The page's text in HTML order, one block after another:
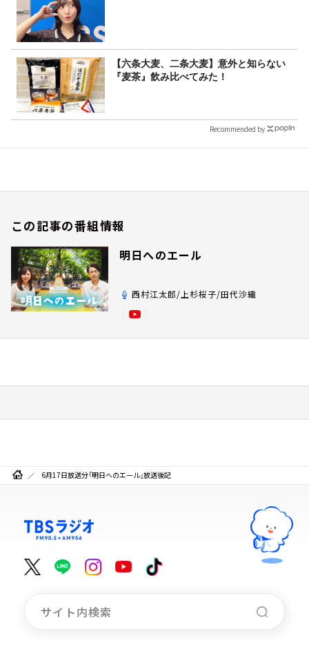
【六条大麦、二条大麦】意外と知らない
『麦茶』飲み比べてみた！
Recommended by
この記事の番組情報
明日へのエール
西村江太郎/上杉桜子/田代沙織
6月17日放送分「明日へのエール」放送後記